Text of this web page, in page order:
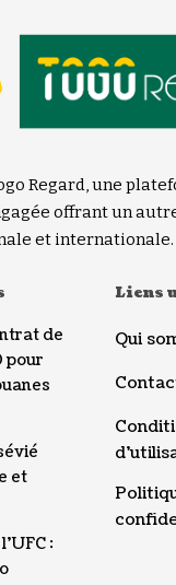
Regard, une
offrant un
et internationale.
de
pour
et
:
Liens
Qui